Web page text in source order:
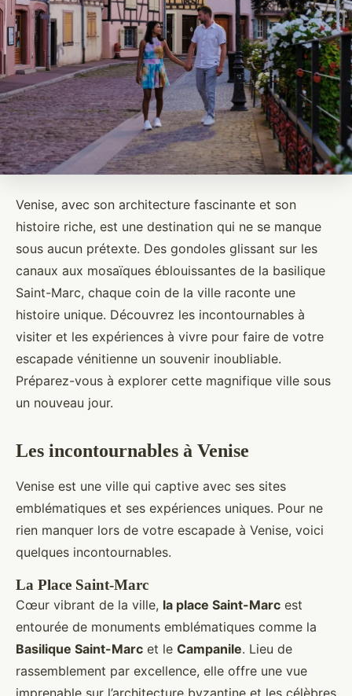
Venise, avec son architecture fascinante et son
histoire riche, est une destination qui ne se manque
sous aucun prétexte. Des gondoles glissant sur les
canaux aux mosaïques éblouissantes de la basilique
Saint-Marc, chaque coin de la ville raconte une
histoire unique. Découvrez les incontournables à
visiter et les expériences à vivre pour faire de votre
escapade vénitienne un souvenir inoubliable.
Préparez-vous à explorer cette magnifique ville sous
un nouveau jour.
Les incontournables à Venise
Venise est une ville qui captive avec ses sites
emblématiques et ses expériences uniques. Pour ne
rien manquer lors de votre escapade à Venise, voici
quelques incontournables.
La Place Saint-Marc
Cœur vibrant de la ville, la place Saint-Marc est
entourée de monuments emblématiques comme la
Basilique Saint-Marc et le Campanile. Lieu de
rassemblement par excellence, elle offre une vue